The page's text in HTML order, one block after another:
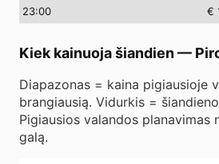
23:00 €
Kiek kainuoja šiandien —
Diapazonas = kaina pigiausioje
brangiausią. Vidurkis =
Pigiausios valandos planavimas
galą.